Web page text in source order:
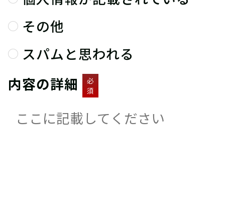
その他
スパムと思われる
内容の詳細
必
須